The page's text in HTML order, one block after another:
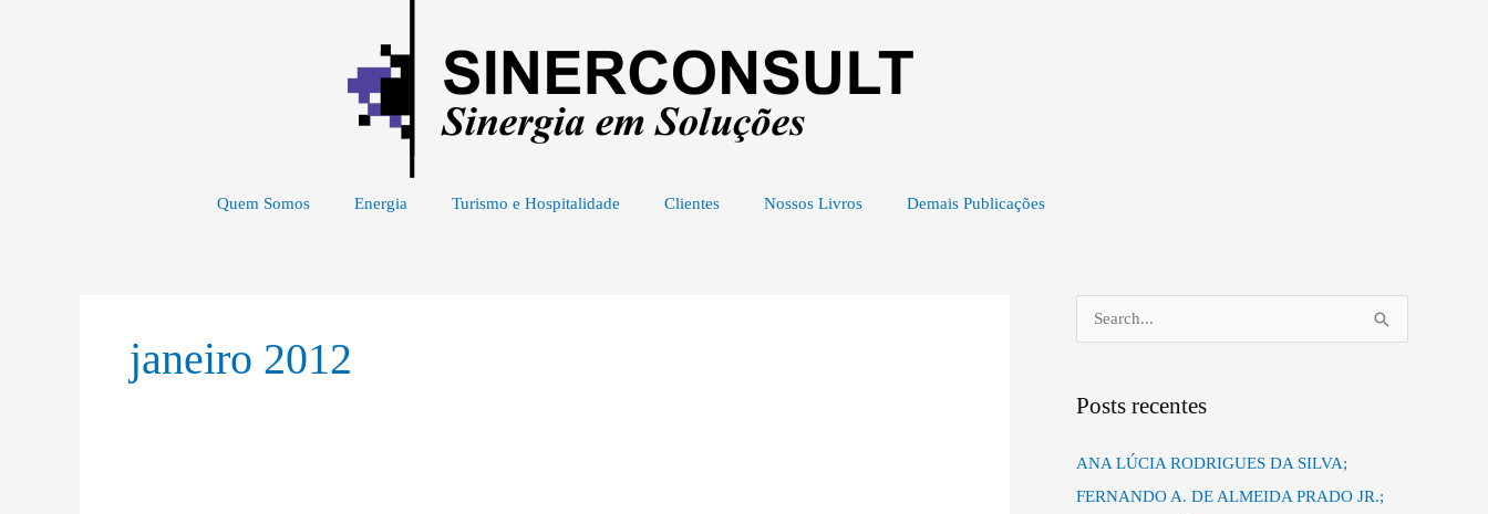
Quem Somos Energia Turismo e Hospitalidade Clientes Nossos Livros Demais Publicações
janeiro 2012
u
i
Posts recentes
ANA LÚCIA RODRIGUES DA SILVA;
FERNANDO A. DE ALMEIDA PRADO JR.;